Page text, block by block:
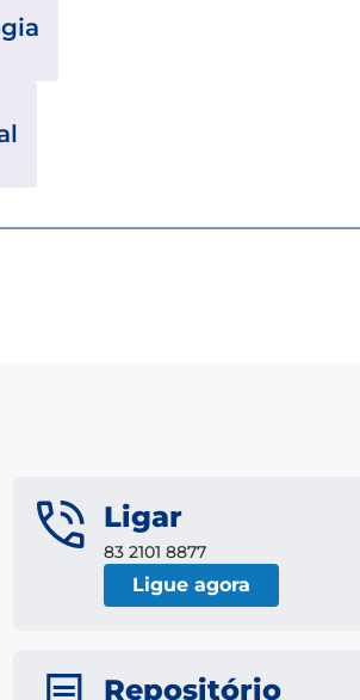
Ligar
83 2101 8877
Ligue agora
Repositório